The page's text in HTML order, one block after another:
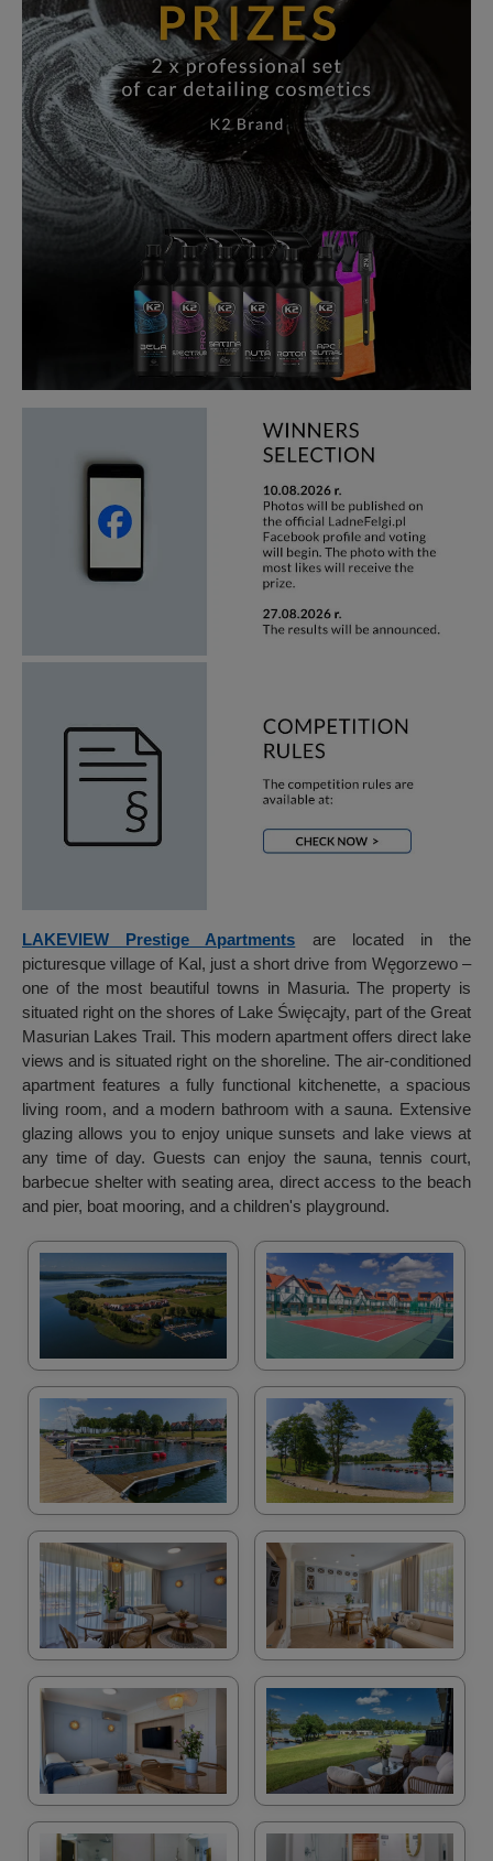
LAKEVIEW Prestige Apartments are located in the
picturesque village of Kal, just a short drive from Węgorzewo –
one of the most beautiful towns in Masuria. The property is
situated right on the shores of Lake Święcajty, part of the Great
Masurian Lakes Trail. This modern apartment offers direct lake
views and is situated right on the shoreline. The air-conditioned
apartment features a fully functional kitchenette, a spacious
living room, and a modern bathroom with a sauna. Extensive
glazing allows you to enjoy unique sunsets and lake views at
any time of day. Guests can enjoy the sauna, tennis court,
barbecue shelter with seating area, direct access to the beach
and pier, boat mooring, and a children's playground.